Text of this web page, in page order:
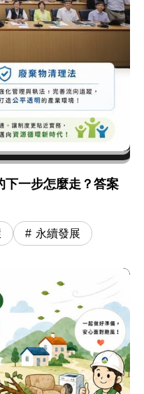
下一步怎麼走？答案
永續發展